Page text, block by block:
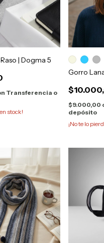
| Dogma 5
Transferencia o
en stock!
Gorro
$9.000,00
depósito
¡No te lo